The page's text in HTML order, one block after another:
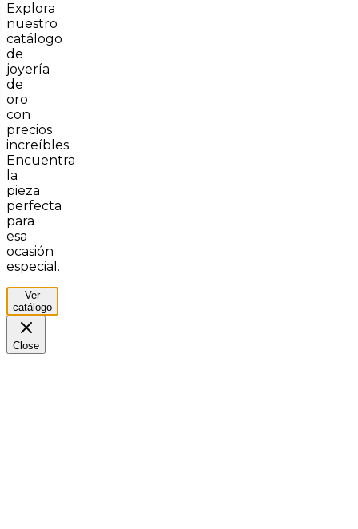
Explora
nuestro
catálogo
de
joyería
de
oro
con
precios
increíbles.
Encuentra
la
pieza
perfecta
para
esa
ocasión
especial.
Ver
catálogo
Close